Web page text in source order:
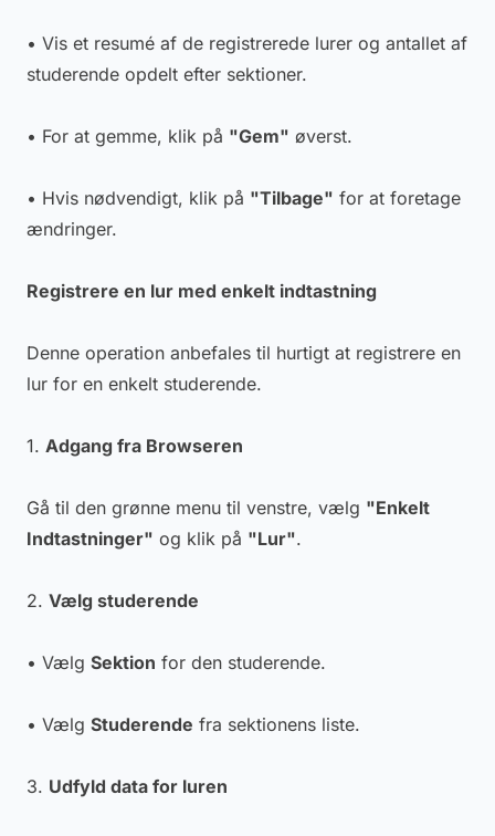
• Vis et resumé af de registrerede lurer og antallet af
studerende opdelt efter sektioner.
• For at gemme, klik på "Gem" øverst.
• Hvis nødvendigt, klik på "Tilbage" for at foretage
ændringer.
Registrere en lur med enkelt indtastning
Denne operation anbefales til hurtigt at registrere en
lur for en enkelt studerende.
1. Adgang fra Browseren
Gå til den grønne menu til venstre, vælg "Enkelt
Indtastninger" og klik på "Lur".
2. Vælg studerende
• Vælg Sektion for den studerende.
• Vælg Studerende fra sektionens liste.
3. Udfyld data for luren